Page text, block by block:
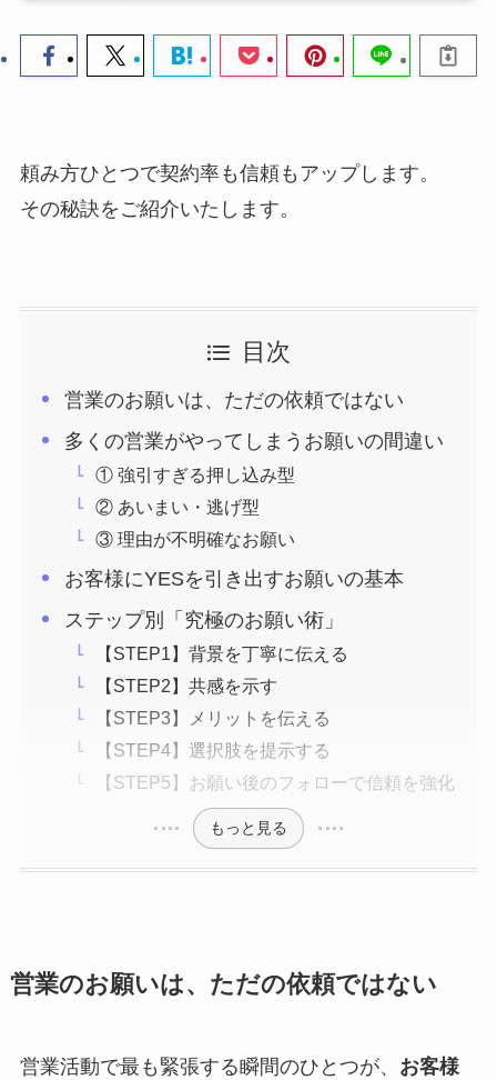
頼み方ひとつで契約率も信頼もアップします。
その秘訣をご紹介いたします。
目次
営業のお願いは、ただの依頼ではない
多くの営業がやってしまうお願いの間違い
① 強引すぎる押し込み型
② あいまい・逃げ型
③ 理由が不明確なお願い
お客様にYESを引き出すお願いの基本
ステップ別「究極のお願い術」
【STEP1】背景を丁寧に伝える
【STEP2】共感を示す
【STEP3】メリットを伝える
【STEP4】選択肢を提示する
【STEP5】お願い後のフォローで信頼を強化
もっと見る
営業のお願いは、ただの依頼ではない
営業活動で最も緊張する瞬間のひとつが、 お客様